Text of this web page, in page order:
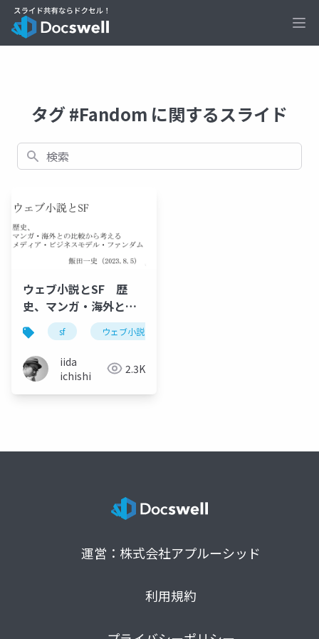
タグ #Fandom に関するスライド
検索
ウェブ小説とSF 歴
史、マンガ・海外との
比較から考えるメディ
ア・ビジネスモデル・
ファンダム
sf ウェブ小説
iida
ichishi
2.3K
運営：株式会社アプルーシッド
利用規約